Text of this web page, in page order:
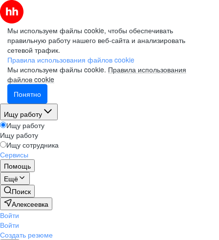
Мы используем файлы cookie, чтобы обеспечивать
правильную работу нашего веб-сайта и анализировать
сетевой трафик.
Правила использования файлов cookie
Мы используем файлы cookie. Правила использования
файлов cookie
Понятно
Ищу работу
Ищу работу
Ищу работу
Ищу сотрудника
Сервисы
Помощь
Ещё
Поиск
Алексеевка
Войти
Войти
Создать резюме